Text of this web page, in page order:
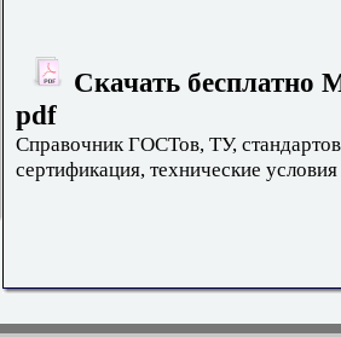
Скачать бесплатно
pdf
Справочник ГОСТов, ТУ,
сертификация, технические условия